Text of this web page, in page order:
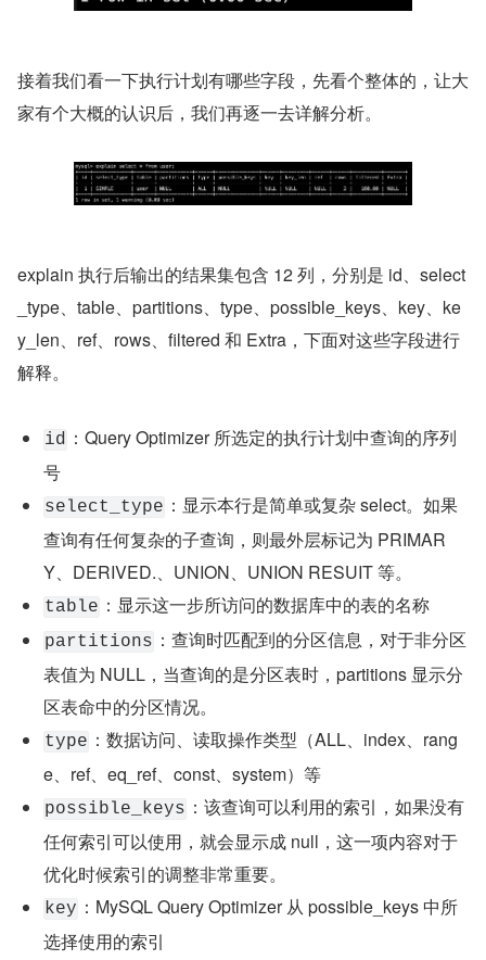
接着我们看一下执行计划有哪些字段，先看个整体的，让大
家有个大概的认识后，我们再逐一去详解分析。
explain 执行后输出的结果集包含 12 列，分别是 id、select
_type、table、partitions、type、possible_keys、key、ke
y_len、ref、rows、filtered 和 Extra，下面对这些字段进行
解释。
id ：Query Optimizer 所选定的执行计划中查询的序列
号
select_type ：显示本行是简单或复杂 select。如果
查询有任何复杂的子查询，则最外层标记为 PRIMAR
Y、DERIVED.、UNION、UNION RESUIT 等。
table ：显示这一步所访问的数据库中的表的名称
partitions ：查询时匹配到的分区信息，对于非分区
表值为 NULL，当查询的是分区表时，partitions 显示分
区表命中的分区情况。
type ：数据访问、读取操作类型（ALL、index、rang
e、ref、eq_ref、const、system）等
possible_keys ：该查询可以利用的索引，如果没有
任何索引可以使用，就会显示成 null，这一项内容对于
优化时候索引的调整非常重要。
key ：MySQL Query Optimizer 从 possible_keys 中所
选择使用的索引